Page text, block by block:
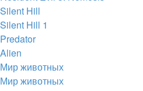
Silent Hill
Silent Hill 1
Predator
Alien
Мир животных
Мир животных